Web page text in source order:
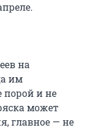
на
им
порой и не
может
главное — не